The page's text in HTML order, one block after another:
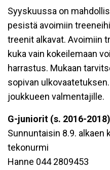
Syyskuussa on
pesistä avoimiin
treenit alkavat. Avoimiin
kuka vain kokeilemaan
harrastus. Mukaan
sopivan
joukkueen valmentajille.
G-juniorit (s. 2016-2018)
Sunnuntaisin 8.9. alkaen
tekonurmi
Hanne 044 2809453